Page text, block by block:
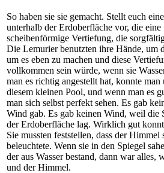
So haben sie sie gemacht. Stellt euch
unterhalb der Erdoberfläche vor, die eine
scheibenförmige Vertiefung, die
Die Lemurier benutzten ihre Hände, um
um es eben zu machen und diese
vollkommen sein würde, wenn sie
man es richtig angestellt hat, konnte man
diesem kleinen Pool, und wenn man es
man sich selbst perfekt sehen. Es gab
Wind gab. Es gab keinen Wind, weil die
der Erdoberfläche lag. Wirklich gut
Sie mussten feststellen, dass der Himmel
beleuchtete. Wenn sie in den Spiegel
der aus Wasser bestand, dann war alles,
und der Himmel.